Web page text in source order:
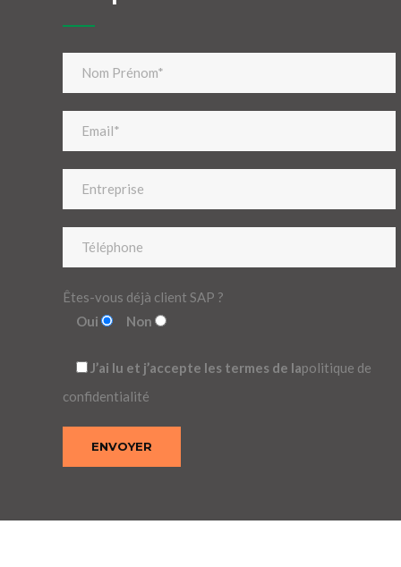
Êtes-vous déjà client SAP ?
Oui
Non
J’ai lu et j’accepte les termes de lapolitique de
confidentialité